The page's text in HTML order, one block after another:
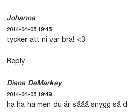
Johanna
2014-04-05 19:45
tycker att ni var bra! <3
Reply
Diana DeMarkey
2014-04-05 19:49
ha ha ha men du är sååå snygg så